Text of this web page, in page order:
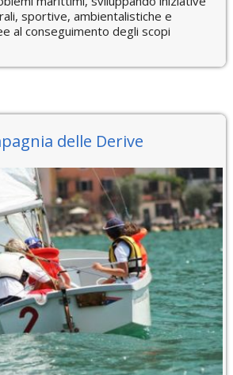
sportive, ambientalistiche e
al conseguimento degli scopi
delle Derive